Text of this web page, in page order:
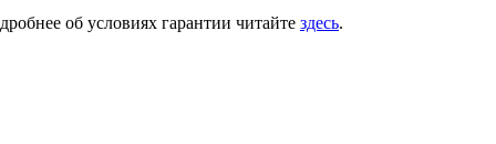
об условиях гарантии читайте здесь.